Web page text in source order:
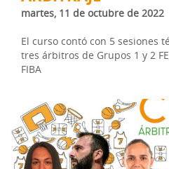
martes, 11 de octubre de 2022
El curso contó con 5 sesiones
tres árbitros de Grupos 1 y 2
FIBA